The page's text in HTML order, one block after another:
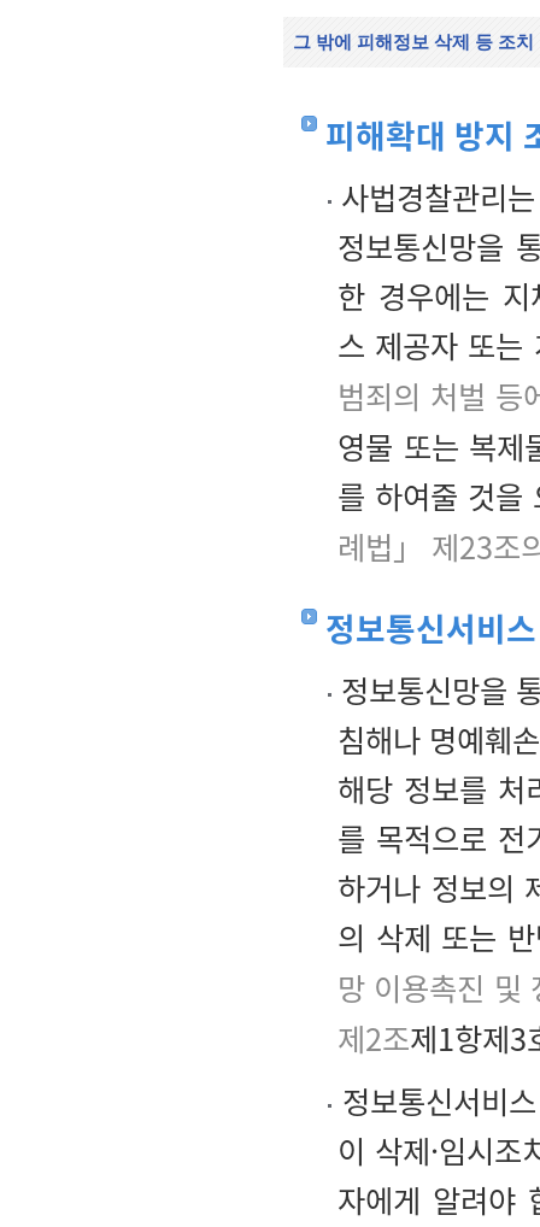
그 밖에 피해정보 삭제 등 조치
피해확대 방지
사법경찰관리
정보통신망을
한 경우에는 지
스 제공자 또는
범죄의 처벌 등
영물 또는 복제
를 하여줄 것을
례법」 제23조
정보통신서비
정보통신망을
침해나 명예훼
해당 정보를 처
를 목적으로 전
하거나 정보의
의 삭제 또는
망 이용촉진 및
제2조제1항제3
정보통신서비
이 삭제·임시
자에게 알려야